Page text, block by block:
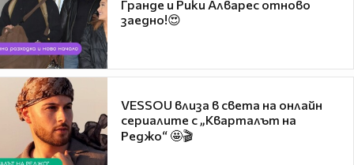
Гранде и Рики Алварес отново
заедно!😍
VESSOU влиза в света на онлайн
сериалите с „Кварталът на
Реджо“ 🤩🎬